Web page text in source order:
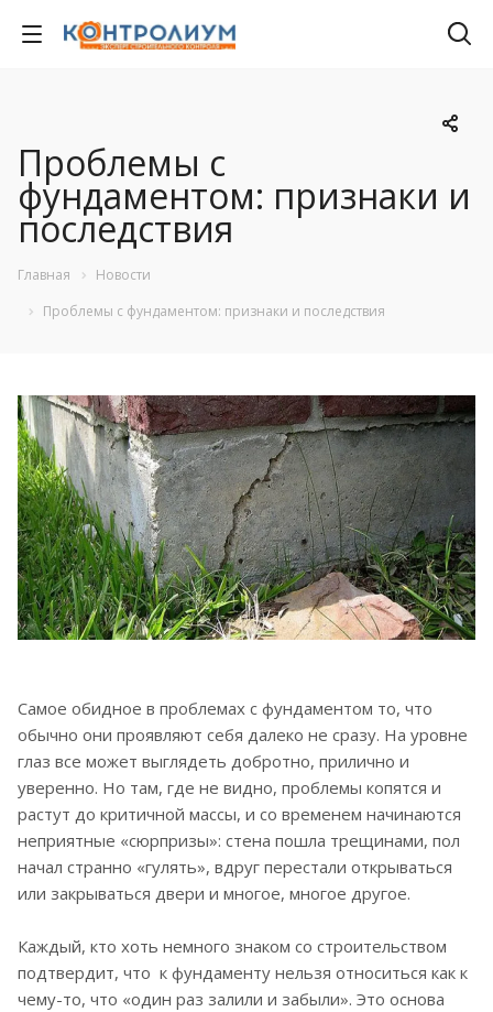
Проблемы с
фундаментом: признаки и
последствия
Главная
Новости
Проблемы с фундаментом: признаки и последствия
Самое обидное в проблемах с фундаментом то, что
обычно они проявляют себя далеко не сразу. На уровне
глаз все может выглядеть добротно, прилично и
уверенно. Но там, где не видно, проблемы копятся и
растут до критичной массы, и со временем начинаются
неприятные «сюрпризы»: стена пошла трещинами, пол
начал странно «гулять», вдруг перестали открываться
или закрываться двери и многое, многое другое.
Каждый, кто хоть немного знаком со строительством
подтвердит, что к фундаменту нельзя относиться как к
чему-то, что «один раз залили и забыли». Это основа